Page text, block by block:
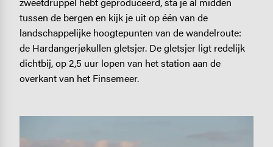
tussen de bergen en kijk je uit op één van de
landschappelijke hoogtepunten van de wandelroute:
de Hardangerjøkullen gletsjer. De gletsjer ligt redelijk
dichtbij, op 2,5 uur lopen van het station aan de
overkant van het Finsemeer.